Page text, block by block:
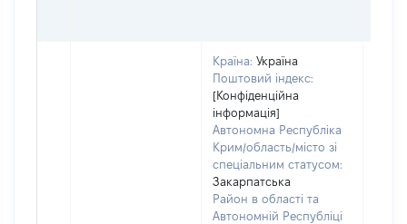
Країна: Україна
Поштовий індекс:
[Конфіденційна
інформація]
Автономна Республіка
Крим/область/місто зі
спеціальним статусом:
Закарпатська
Район в області та
Автономній Республіці